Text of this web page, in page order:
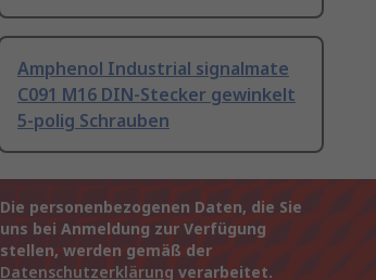
Amphenol Industrial signalmate
C091 M16 DIN-Stecker gewinkelt
5-polig Schrauben
Die personenbezogenen Daten, die Sie
uns bei Anmeldung zur Verfügung
stellen, werden gemäß der
Datenschutzerklärung verarbeitet.